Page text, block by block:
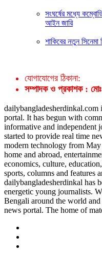
সংঘর্ষের মধ্যে
আইন জারি
শাকিবের নতুন
যোগাযোগের ঠিকানা:
সম্পাদক ও প্রকাশক :
portal. It has begun with
informative and independent
started to provide real time
modern technology from
home and abroad,
economics, culture,
sports, columns and features
dailybangladesherdinkal has
energetic young journalists.
Bengali around the world
news portal. The home of